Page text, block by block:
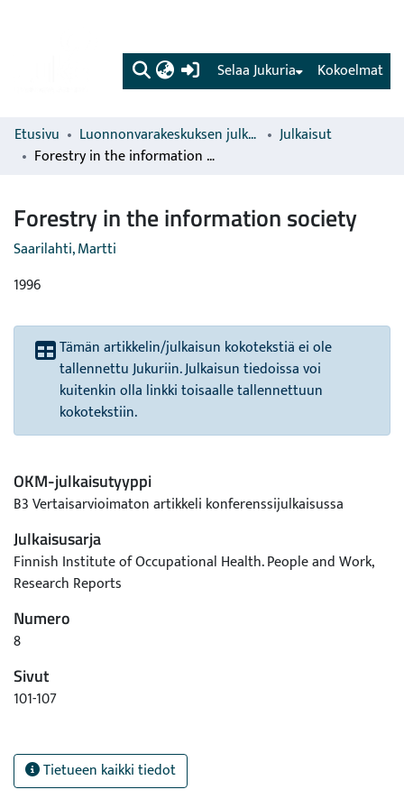
(current) Kokoelmat
Selaa Jukuria
Etusivu Luonnonvarakeskuksen julkaisut
Julkaisut
Forestry in the information society
Forestry in the information society
Saarilahti, Martti
1996
Tämän artikkelin/julkaisun kokotekstiä ei ole
tallennettu Jukuriin. Julkaisun tiedoissa voi
kuitenkin olla linkki toisaalle tallennettuun
kokotekstiin.
OKM-julkaisutyyppi
B3 Vertaisarvioimaton artikkeli konferenssijulkaisussa
Julkaisusarja
Finnish Institute of Occupational Health. People and Work,
Research Reports
Numero
8
Sivut
101-107
Tietueen kaikki tiedot